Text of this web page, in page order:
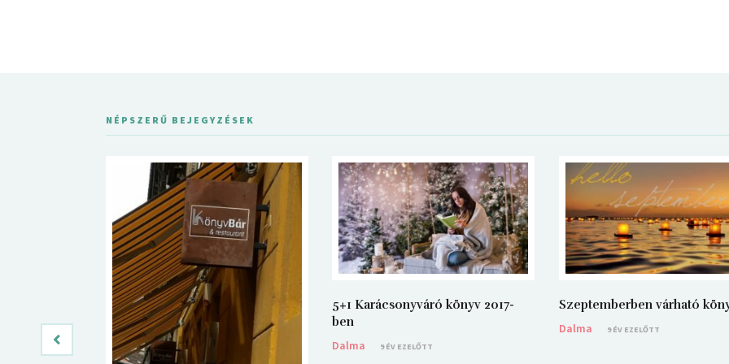
NÉPSZERŰ BEJEGYZÉSEK
5+1 Karácsonyváró könyv 2017-
ben
Dalma
9 ÉV EZELŐTT
Szeptemberben várható
Dalma
9 ÉV EZELŐTT